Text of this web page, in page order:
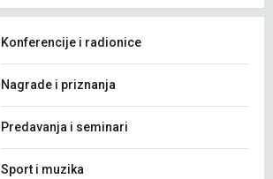
Konferencije i radionice
Nagrade i priznanja
Predavanja i seminari
Sport i muzika